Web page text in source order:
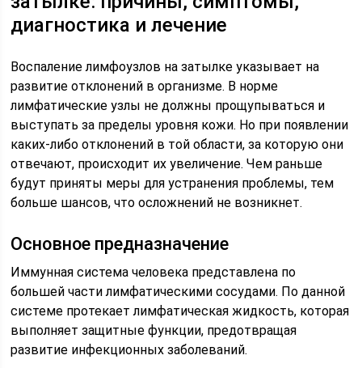
диагностика и лечение
Воспаление лимфоузлов на затылке указывает на
развитие отклонений в организме. В норме
лимфатические узлы не должны прощупываться и
выступать за пределы уровня кожи. Но при появлении
каких-либо отклонений в той области, за которую они
отвечают, происходит их увеличение. Чем раньше
будут приняты меры для устранения проблемы, тем
больше шансов, что осложнений не возникнет.
Основное предназначение
Иммунная система человека представлена по
большей части лимфатическими сосудами. По данной
системе протекает лимфатическая жидкость, которая
выполняет защитные функции, предотвращая
развитие инфекционных заболеваний.